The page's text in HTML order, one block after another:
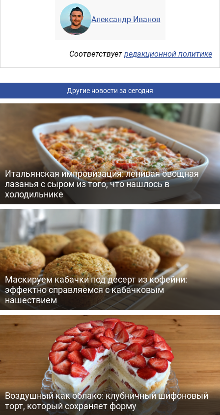
Александр Иванов
Соответствуетредакционной политике
Другие новости за сегодня
Итальянская импровизация: ленивая овощная
лазанья с сыром из того, что нашлось в
холодильнике
Маскируем кабачки под десерт из кофейни:
эффектно справляемся с кабачковым
нашествием
Воздушный как облако: клубничный шифоновый
торт, который сохраняет форму